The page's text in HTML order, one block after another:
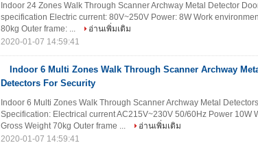
Indoor 24 Zones Walk Through Scanner Archway Metal Detector
specification Electric current: 80V~250V Power: 8W Work
80kg Outer frame: ...
อ่านเพิ่มเติม
2020-01-07 14:59:41
Indoor 6 Multi Zones Walk Through Scanner Archway
Detectors For Security
Indoor 6 Multi Zones Walk Through Scanner Archway Metal
Specification: Electrical current AC215V~230V 50/60Hz Power
Gross Weight 70kg Outer frame ...
อ่านเพิ่มเติม
2020-01-07 14:59:41